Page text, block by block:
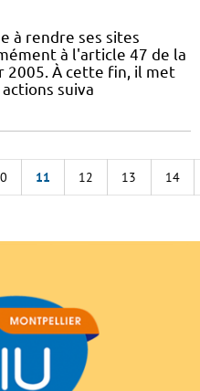
à rendre ses sites
à l'article 47 de la
2005. À cette fin, il met
suiva
11 12 13 14